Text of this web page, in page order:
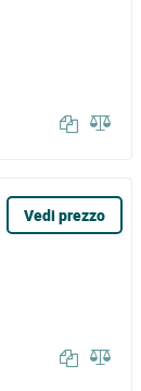
Vedi prezzo